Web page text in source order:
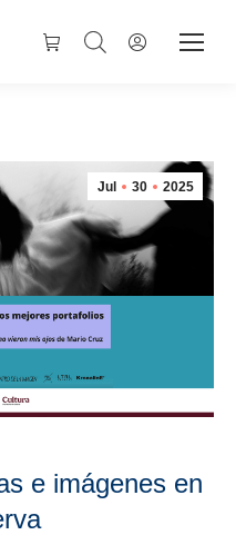
Jul 30 2025
e imágenes en